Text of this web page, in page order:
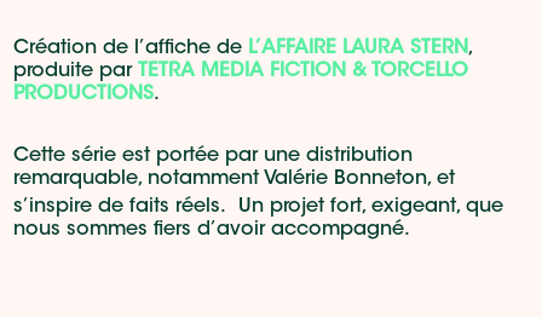
Création de l’affiche de L’AFFAIRE LAURA STERN ,
produite par
TETRA MEDIA FICTION & TORCELLO
PRODUCTIONS.
Cette série est portée par une distribution
remarquable, notamment Valérie Bonneton, et
s’inspire de faits réels. Un projet fort, exigeant, que
nous sommes fiers d’avoir accompagné.